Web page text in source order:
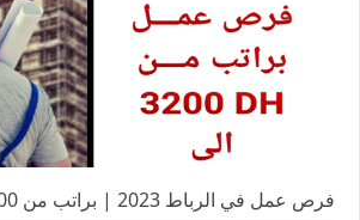
فرص عمل في الرباط 2023 | براتب من 3200 الى 6000 درهم